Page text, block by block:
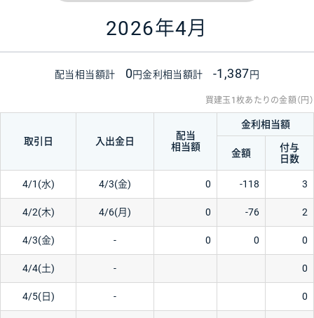
2026年4月
配当相当額計 0円金利相当額計 -1,387円
買建玉1枚あたりの金額（円）
取引日 入出金日
配当
相当額
金利相当額
金額
付与
日数
4/1(水) 4/3(金) 0 -118 3
4/2(木) 4/6(月) 0 -76 2
4/3(金) - 0 0 0
4/4(土) - 0
4/5(日) - 0